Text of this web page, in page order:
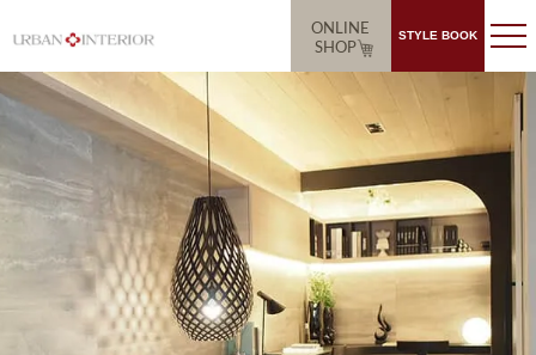
ONLINE
SHOP
STYLE BOOK